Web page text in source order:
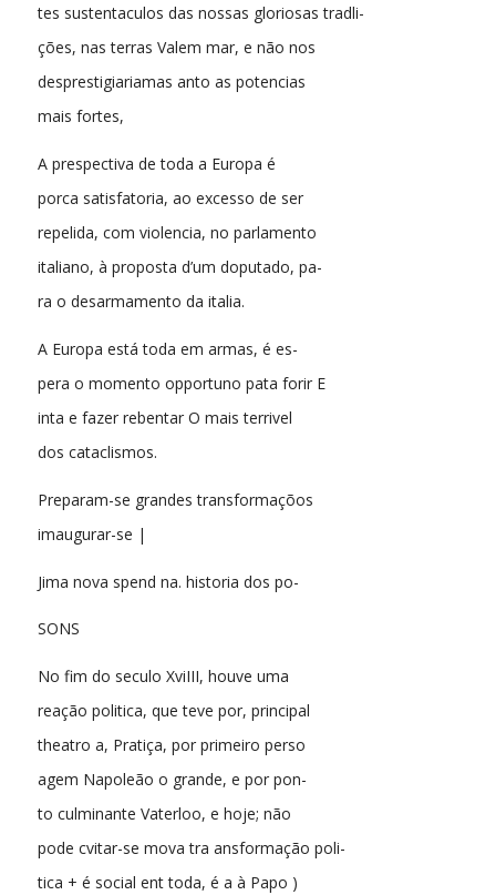
tes sustentaculos das nossas gloriosas tradli-
ções, nas terras Valem mar, e não nos
desprestigiariamas anto as potencias
mais fortes,
A prespectiva de toda a Europa é
porca satisfatoria, ao excesso de ser
repelida, com violencia, no parlamento
italiano, à proposta d’um doputado, pa-
ra o desarmamento da italia.
A Europa está toda em armas, é es-
pera o momento opportuno pata forir E
inta e fazer rebentar O mais terrivel
dos cataclismos.
Preparam-se grandes transformaçõos
imaugurar-se |
Jima nova spend na. historia dos po-
SONS
No fim do seculo XviIII, houve uma
reação politica, que teve por, principal
theatro a, Pratiça, por primeiro perso
agem Napoleão o grande, e por pon-
to culminante Vaterloo, e hoje; não
pode cvitar-se mova tra ansformação poli-
tica + é social ent toda, é a à Papo )